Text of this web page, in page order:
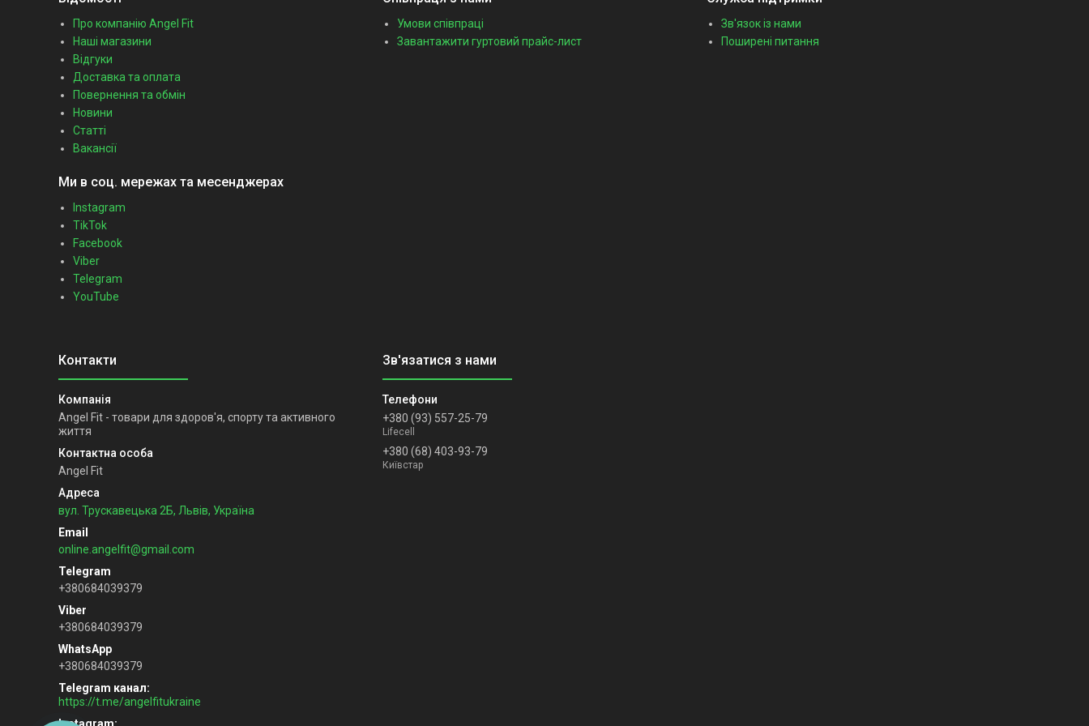
Про компанію Angel Fit
Наші магазини
Відгуки
Доставка та оплата
Повернення та обмін
Новини
Статті
Вакансії
Умови співпраці
Завантажити гуртовий прайс-лист
Зв'язок із нами
Поширені питання
Ми в соц. мережах та месенджерах
Instagram
TikTok
Facebook
Viber
Telegram
YouTube
Angel Fit - товари для здоров'я, спорту та активного
життя
Angel Fit
вул. Трускавецька 2Б, Львів, Україна
online.angelfit@gmail.com
+380684039379
+380684039379
+380684039379
Telegram канал
https://t.me/angelfitukraine
Instagram
+380 (93) 557-25-79
Lifecell
+380 (68) 403-93-79
Київстар